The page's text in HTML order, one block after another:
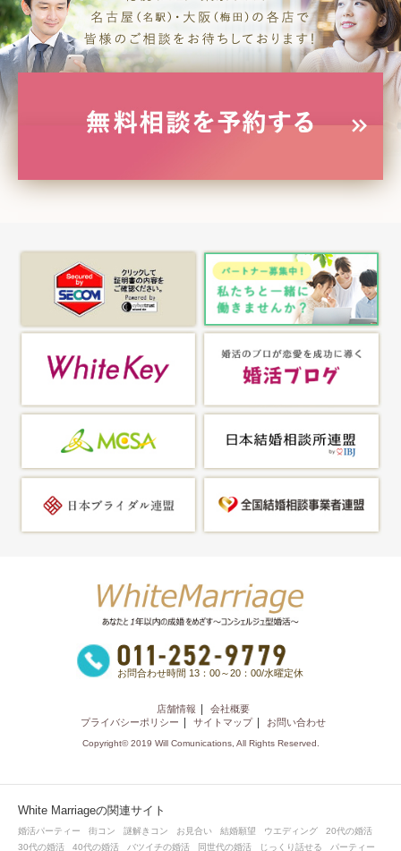
お問合わせ時間 13：00～20：00/水曜定休
店舗情報
会社概要
プライバシーポリシー
サイトマップ お問い合わせ
Copyright© 2019 Will Comunications, All Rights Reserved.
White Marriageの関連サイト
婚活パーティー 街コン 謎解きコン お見合い 結婚願望 ウエディング
20代の婚活
30代の婚活
40代の婚活 バツイチの婚活 同世代の婚活 じっくり話せる パーティー